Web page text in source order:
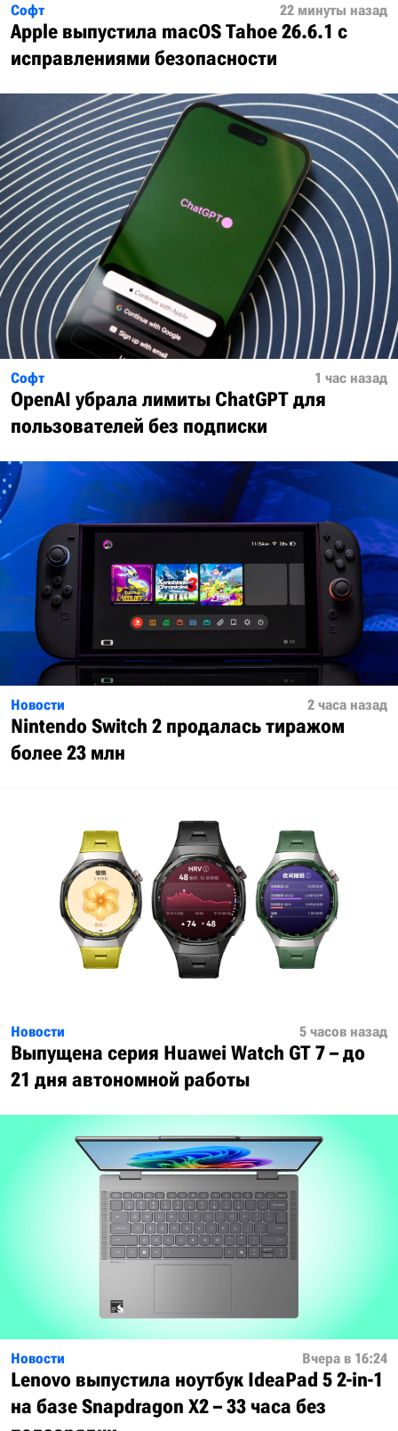
Софт 22 минуты назад
Apple выпустила macOS Tahoe 26.6.1 с
исправлениями безопасности
Софт 1 час назад
OpenAI убрала лимиты ChatGPT для
пользователей без подписки
Новости 2 часа назад
Nintendo Switch 2 продалась тиражом
более 23 млн
Новости 5 часов назад
Выпущена серия Huawei Watch GT 7 – до
21 дня автономной работы
Новости Вчера в 16:24
Lenovo выпустила ноутбук IdeaPad 5 2-in-1
на базе Snapdragon X2 – 33 часа без